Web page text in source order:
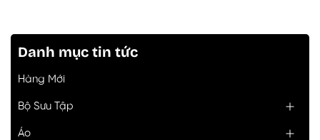
Danh mục tin tức
Hàng Mới
Bộ Sưu Tập
Áo